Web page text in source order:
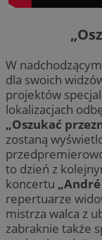
W
dla swoich
projektów
lokalizacjach
„Oszukać
zostaną
to dzień z
koncertu
repertuarze
mistrza walca z
zabraknie także